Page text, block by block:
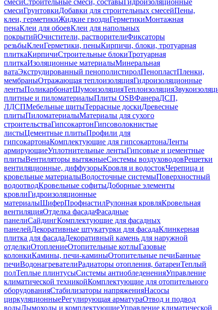
смесиСтроительные смеси, составыГидроизоляционные
смесиГрунтовкиДобавки для строительных смесейПены,
клеи, герметикиЖидкие гвоздиГерметикиМонтажная
пенаКлеи для обоевКлеи для напольных
покрытийОчистители, растворителиФиксаторы
резьбыКлеиГерметики, пеныКирпичи, блоки, тротуарная
плиткаКирпичиСтроительные блокиТротуарная
плиткаИзоляционные материалыМинеральная
ватаЭкструдированный пенополистиролПенопластПленки,
мембраныОтражающая теплоизоляцияГидроизоляционные
лентыПоликарбонатШумоизоляцияТеплоизоляция
плитные и пиломатериалыПлиты OSBФанераДСП,
ЛДСПМебельные щитыТеррасные доскиДревесные
плитыПиломатериалыМатериалы для сухого
строительстваГипсокартонГипсоволокнистые
листыЦементные плитыПрофили для
гипсокартонаКомплектующие для гипсокартонаЛенты
армирующиеУплотнительные лентыГипсовые и цементные
плитыВентиляторы вытяжныеСистемы воздуховодовРешетки
вентиляционные, диффузорыКровля и водостокЧерепица и
кровельные материалыВодосточные системыПоверхностный
водоотводКровельные софитыДоборные элементы
кровлиГидроизоляционные
материалыШиферПрофнастилРулонная кровляКровельная
вентиляцияОтделка фасадаФасадные
панелиСайдингКомплектующие для фасадных
панелейДекоративные штукатурки для фасадаКлинкерная
плитка для фасадаДекоративный камень для наружной
отделкиОтоплениеОтопительные котлыГазовые
колонкиКамины, печи-каминыОтопительные печиБанные
печиВодонагревателиРадиаторы отопления, батареиТеплый
полТеплые плинтусыСистемы антиобледененияУправление
климатической техникойКомплектующие для отопительного
оборудованияСтабилизаторы напряженияНасосы
циркуляционныеРегулирующая арматураОтвод и подвод
водыДымоходы и комплектующиеУправление климатической